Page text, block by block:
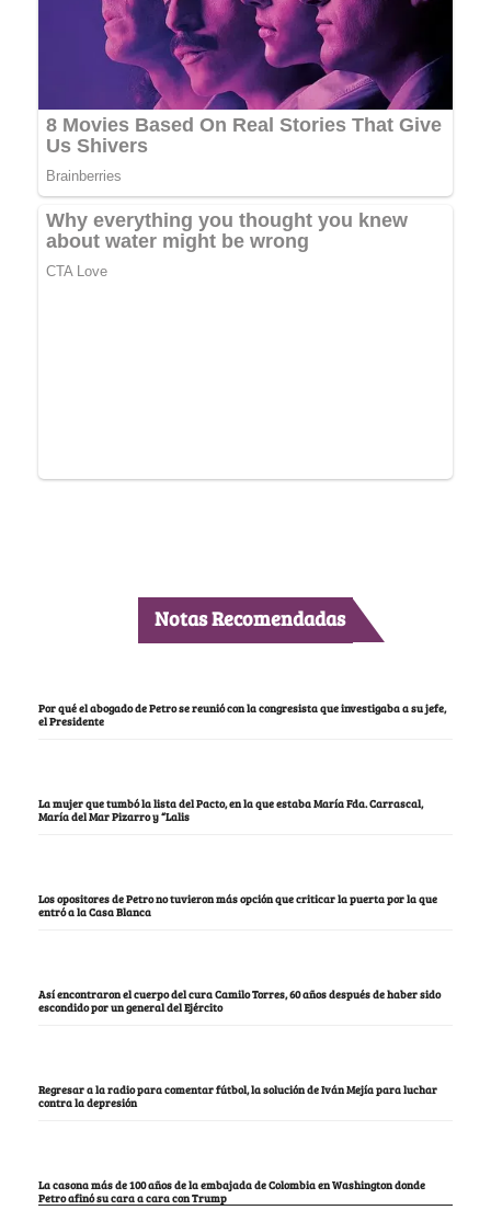
Notas Recomendadas
Por qué el abogado de Petro se reunió con la congresista que investigaba a su jefe,
el Presidente
La mujer que tumbó la lista del Pacto, en la que estaba María Fda. Carrascal,
María del Mar Pizarro y “Lalis
Los opositores de Petro no tuvieron más opción que criticar la puerta por la que
entró a la Casa Blanca
Así encontraron el cuerpo del cura Camilo Torres, 60 años después de haber sido
escondido por un general del Ejército
Regresar a la radio para comentar fútbol, la solución de Iván Mejía para luchar
contra la depresión
La casona más de 100 años de la embajada de Colombia en Washington donde
Petro afinó su cara a cara con Trump